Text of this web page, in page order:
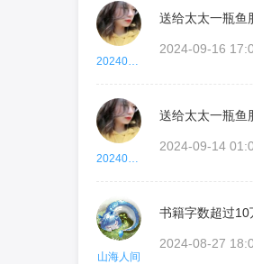
送给太太一瓶鱼
2024-09-16
送给太太一瓶鱼
2024-09-14
山海人间
书籍字数超过10
2024-08-27